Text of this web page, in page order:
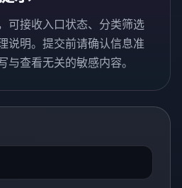
可接收入口状态、分类筛选
说明。提交前请确认信息准
查看无关的敏感内容。